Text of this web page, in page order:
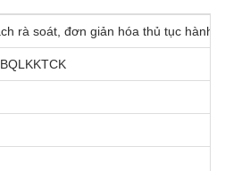
rà soát, đơn giản hóa thủ tục hành